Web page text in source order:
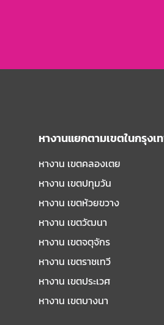
หางานแยกตามเขตในกรุง
หางาน เขตคลองเตย
หางาน เขตปทุมวัน
หางาน เขตห้วยขวาง
หางาน เขตวัฒนา
หางาน เขตจตุจักร
หางาน เขตราชเทวี
หางาน เขตประเวศ
หางาน เขตบางนา